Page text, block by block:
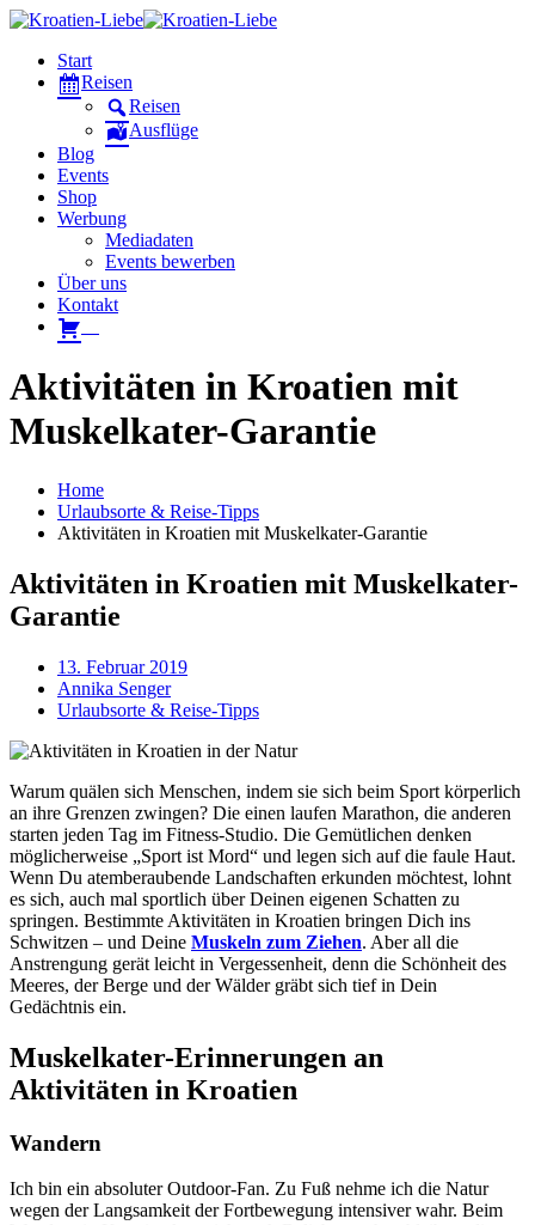
Start
Reisen
Reisen
Ausflüge
Blog
Events
Shop
Werbung
Mediadaten
Events bewerben
Über uns
Kontakt
Aktivitäten in Kroatien mit
Muskelkater-Garantie
Home
Urlaubsorte & Reise-Tipps
Aktivitäten in Kroatien mit Muskelkater-Garantie
Aktivitäten in Kroatien mit Muskelkater-
Garantie
13. Februar 2019
Annika Senger
Urlaubsorte & Reise-Tipps
Warum quälen sich Menschen, indem sie sich beim Sport körperlich
an ihre Grenzen zwingen? Die einen laufen Marathon, die anderen
starten jeden Tag im Fitness-Studio. Die Gemütlichen denken
möglicherweise „Sport ist Mord“ und legen sich auf die faule Haut.
Wenn Du atemberaubende Landschaften erkunden möchtest, lohnt
es sich, auch mal sportlich über Deinen eigenen Schatten zu
springen. Bestimmte Aktivitäten in Kroatien bringen Dich ins
Schwitzen – und Deine Muskeln zum Ziehen. Aber all die
Anstrengung gerät leicht in Vergessenheit, denn die Schönheit des
Meeres, der Berge und der Wälder gräbt sich tief in Dein
Gedächtnis ein.
Muskelkater-Erinnerungen an
Aktivitäten in Kroatien
Wandern
Ich bin ein absoluter Outdoor-Fan. Zu Fuß nehme ich die Natur
wegen der Langsamkeit der Fortbewegung intensiver wahr. Beim